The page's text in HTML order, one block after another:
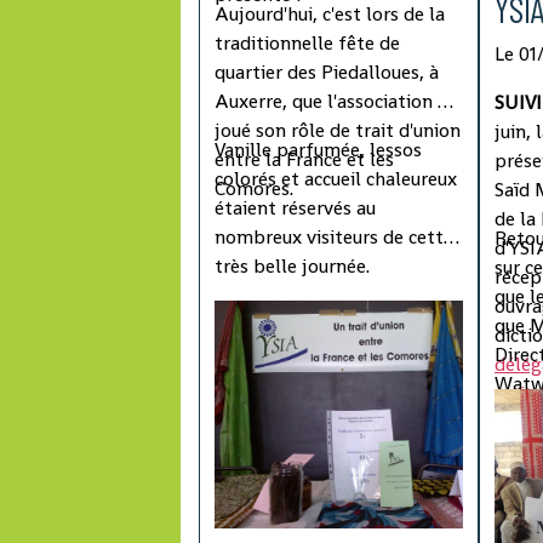
Aujourd'hui, c'est lors de la
traditionnelle fête de
quartier des Piedalloues, à
Auxerre, que l'association a
joué son rôle de trait d'union
entre la France et les
Comores.
Vanille parfumée, lessos
colorés et accueil chaleureux
étaient réservés au
nombreux visiteurs de cette
très belle journée.
Le
juin,
Saïd
de la
sur
que
que
et de
leur